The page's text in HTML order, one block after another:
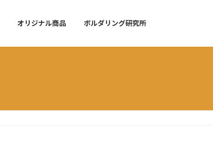
オリジナル商品 ボルダリング研究所